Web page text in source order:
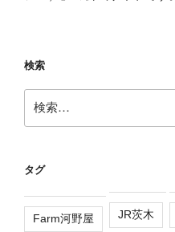
検索
索:
タグ
Farm河野屋 JR茨木